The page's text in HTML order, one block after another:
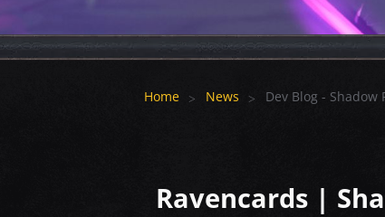
Home News Dev Blog - Shadow
Ravencards |